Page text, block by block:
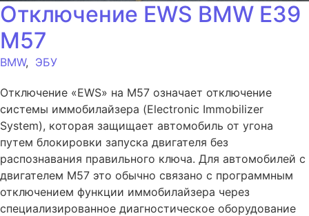
Отключение EWS BMW E39
M57
BMW, ЭБУ
Отключение «EWS» на M57 означает отключение
системы иммобилайзера (Electronic Immobilizer
System), которая защищает автомобиль от угона
путем блокировки запуска двигателя без
распознавания правильного ключа. Для автомобилей с
двигателем M57 это обычно связано с программным
отключением функции иммобилайзера через
специализированное диагностическое оборудование